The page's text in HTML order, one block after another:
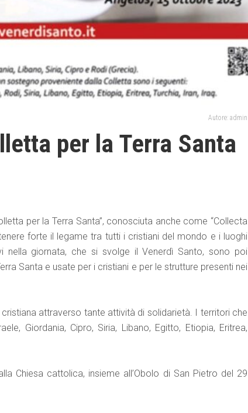
Autore: admin
per la Terra Santa
per la Terra Santa”, conosciuta anche come “Collecta
forte il legame tra tutti i cristiani del mondo e i luoghi
giornata, che si svolge il Venerdì Santo, sono poi
Santa e usate per i cristiani e per le strutture presenti nei
attraverso tante attività di solidarietà. I territori che
Giordania, Cipro, Siria, Libano, Egitto, Etiopia, Eritrea,
Chiesa cattolica, insieme all’Obolo di San Pietro del 29